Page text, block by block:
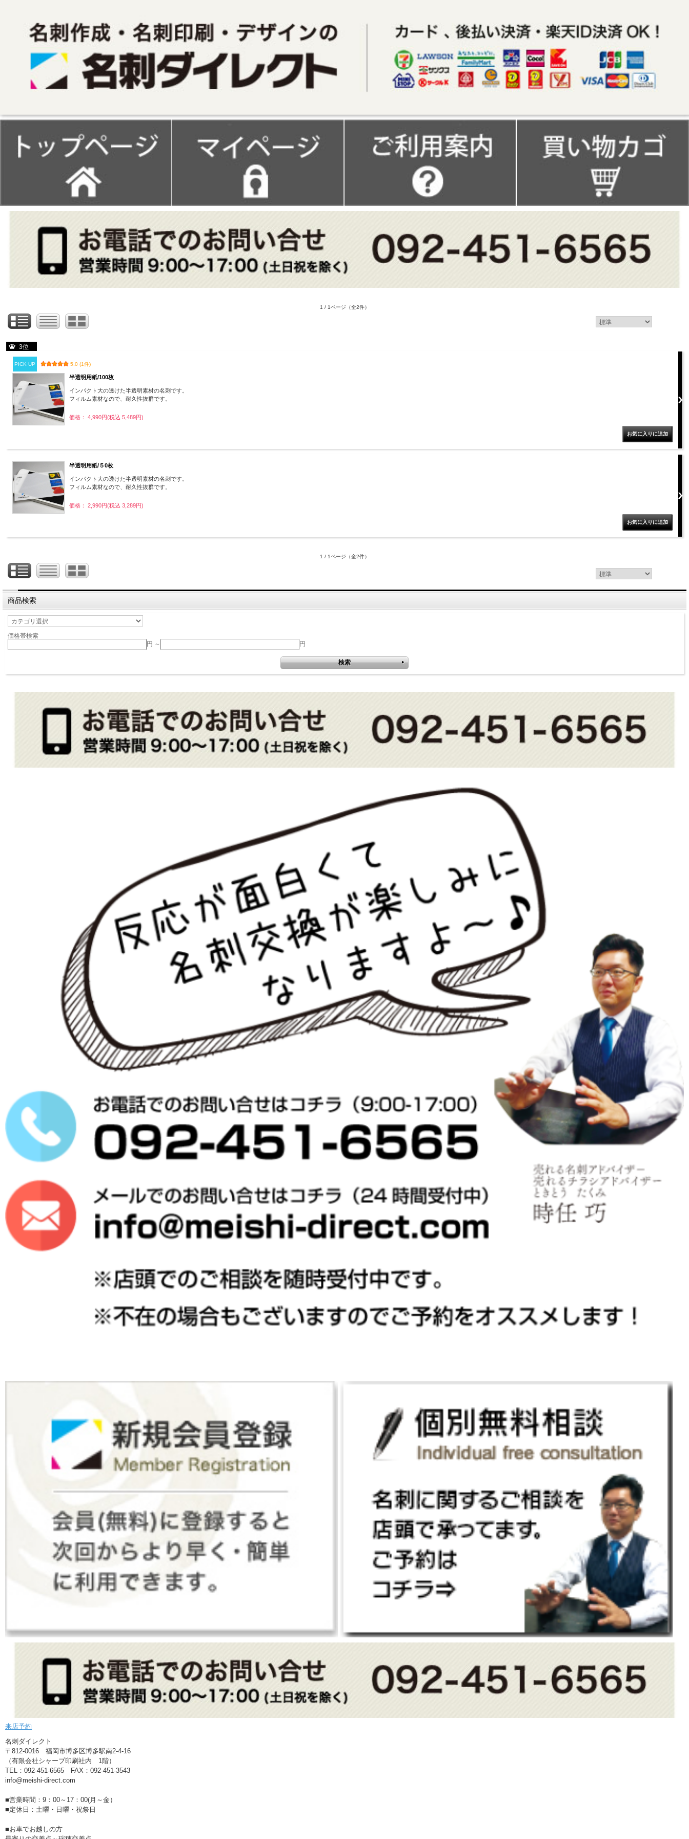
1 / 1ページ （全2件）
3位
PICK UP 5.0 (1件)
半透明用紙/100枚
インパクト大の透けた半透明素材の名刺です。
フィルム素材なので、耐久性抜群です。
価格： 4,990円(税込 5,489円)
半透明用紙/５0枚
インパクト大の透けた半透明素材の名刺です。
フィルム素材なので、耐久性抜群です。
価格： 2,990円(税込 3,289円)
1 / 1ページ （全2件）
商品検索
価格帯検索
円 ～
円
来店予約
名刺ダイレクト
〒812-0016 福岡市博多区博多駅南2-4-16
（有限会社シャープ印刷社内 1階）
TEL：092-451-6565 FAX：092-451-3543
info@meishi-direct.com
■営業時間：9：00～17：00(月～金）
■定休日：土曜・日曜・祝祭日
■お車でお越しの方